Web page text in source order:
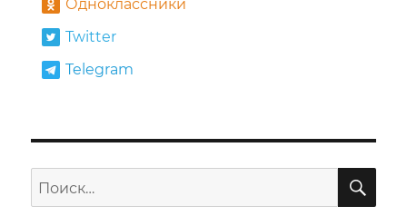
Одноклассники
Twitter
Telegram
Искать: